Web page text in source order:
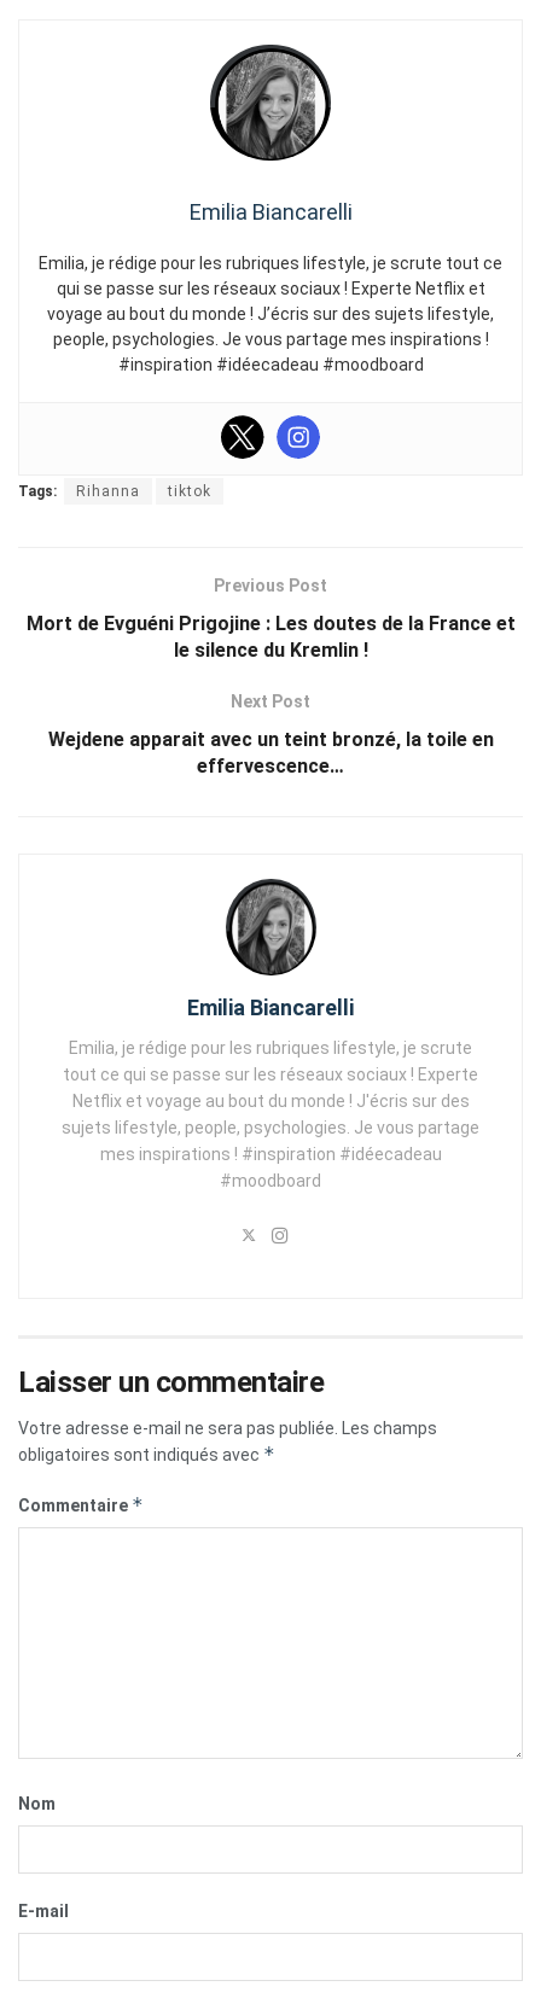
Emilia Biancarelli
Emilia, je rédige pour les rubriques lifestyle, je scrute tout ce
qui se passe sur les réseaux sociaux ! Experte Netflix et
voyage au bout du monde ! J’écris sur des sujets lifestyle,
people, psychologies. Je vous partage mes inspirations !
#inspiration #idéecadeau #moodboard
Tags: Rihanna tiktok
Previous Post
Mort de Evguéni Prigojine : Les doutes de la France et
le silence du Kremlin !
Next Post
Wejdene apparait avec un teint bronzé, la toile en
effervescence…
Emilia Biancarelli
Emilia, je rédige pour les rubriques lifestyle, je scrute
tout ce qui se passe sur les réseaux sociaux ! Experte
Netflix et voyage au bout du monde ! J'écris sur des
sujets lifestyle, people, psychologies. Je vous partage
mes inspirations ! #inspiration #idéecadeau
#moodboard
Laisser un commentaire
Votre adresse e-mail ne sera pas publiée. Les champs
obligatoires sont indiqués avec *
Commentaire *
Nom
E-mail